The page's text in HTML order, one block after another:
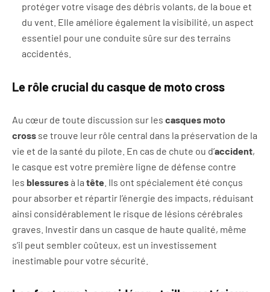
protéger votre visage des débris volants, de la boue et
du vent. Elle améliore également la visibilité, un aspect
essentiel pour une conduite sûre sur des terrains
accidentés.
Le rôle crucial du casque de moto cross
Au cœur de toute discussion sur les casques moto
cross se trouve leur rôle central dans la préservation de la
vie et de la santé du pilote. En cas de chute ou d’accident,
le casque est votre première ligne de défense contre
les blessuresà la tête . Ils ont spécialement été conçus
pour absorber et répartir l’énergie des impacts, réduisant
ainsi considérablement le risque de lésions cérébrales
graves. Investir dans un casque de haute qualité, même
s’il peut sembler coûteux, est un investissement
inestimable pour votre sécurité.